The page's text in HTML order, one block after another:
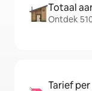
Totaal
Ontdek
Tarief